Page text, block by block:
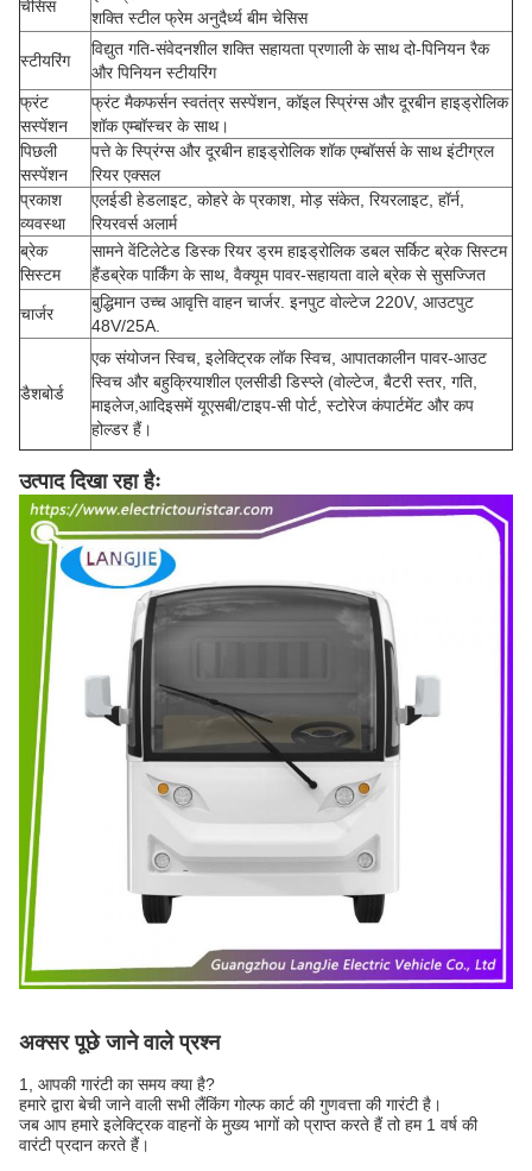
चेसिस
शक्ति स्टील फ्रेम अनुदैर्ध्य बीम चेसिस
स्टीयरिंग
विद्युत गति-संवेदनशील शक्ति सहायता प्रणाली के साथ दो-पिनियन रैक
और पिनियन स्टीयरिंग
फ्रंट
सस्पेंशन
फ्रंट मैकफर्सन स्वतंत्र सस्पेंशन, कॉइल स्प्रिंग्स और दूरबीन हाइड्रोलिक
शॉक एम्बॉस्चर के साथ।
पिछली
सस्पेंशन
पत्ते के स्प्रिंग्स और दूरबीन हाइड्रोलिक शॉक एम्बॉसर्स के साथ इंटीग्रल
रियर एक्सल
प्रकाश
व्यवस्था
एलईडी हेडलाइट, कोहरे के प्रकाश, मोड़ संकेत, रियरलाइट, हॉर्न,
रियरवर्स अलार्म
ब्रेक
सिस्टम
सामने वेंटिलेटेड डिस्क रियर ड्रम हाइड्रोलिक डबल सर्किट ब्रेक सिस्टम
हैंडब्रेक पार्किंग के साथ, वैक्यूम पावर-सहायता वाले ब्रेक से सुसज्जित
चार्जर
बुद्धिमान उच्च आवृत्ति वाहन चार्जर. इनपुट वोल्टेज 220V, आउटपुट
48V/25A.
डैशबोर्ड
एक संयोजन स्विच, इलेक्ट्रिक लॉक स्विच, आपातकालीन पावर-आउट
स्विच और बहुक्रियाशील एलसीडी डिस्प्ले (वोल्टेज, बैटरी स्तर, गति,
माइलेज,आदिइसमें यूएसबी/टाइप-सी पोर्ट, स्टोरेज कंपार्टमेंट और कप
होल्डर हैं।
उत्पाद दिखा रहा हैः
अक्सर पूछे जाने वाले प्रश्न
1, आपकी गारंटी का समय क्या है?
हमारे द्वारा बेची जाने वाली सभी लैंकिंग गोल्फ कार्ट की गुणवत्ता की गारंटी है।
जब आप हमारे इलेक्ट्रिक वाहनों के मुख्य भागों को प्राप्त करते हैं तो हम 1 वर्ष की
वारंटी प्रदान करते हैं।